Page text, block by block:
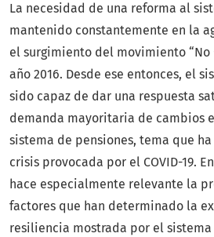
La necesidad de una reforma al
mantenido constantemente en la
el surgimiento del movimiento “No
año 2016. Desde ese entonces, el
sido capaz de dar una respuesta
demanda mayoritaria de cambios
sistema de pensiones, tema que
crisis provocada por el COVID-19.
hace especialmente relevante la
factores que han determinado la
resiliencia mostrada por el sistema